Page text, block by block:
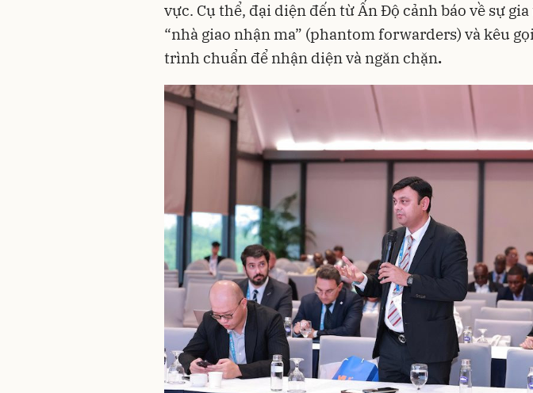
vực. Cụ thể, đại diện đến từ Ấn Độ cảnh báo về sự gia
“nhà giao nhận ma” (phantom forwarders) và kêu
trình chuẩn để nhận diện và ngăn chặn.